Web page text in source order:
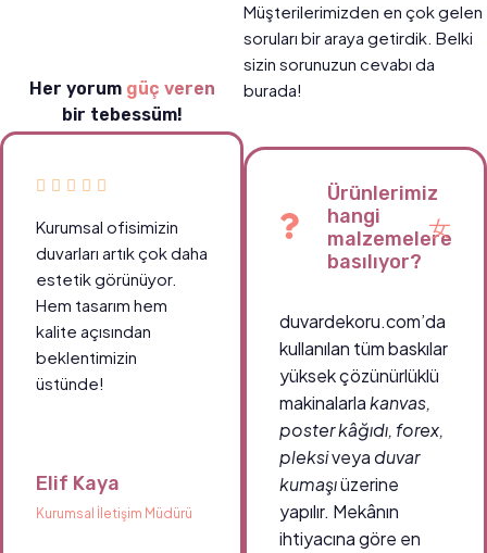
Her yorum güç veren
bir tebessüm!
Kurumsal ofisimizin
duvarları artık çok daha
estetik görünüyor.
Hem tasarım hem
kalite açısından
beklentimizin
üstünde!
Elif Kaya
Kurumsal İletişim Müdürü
Müşterilerimizden en çok gelen
soruları bir araya getirdik. Belki
sizin sorunuzun cevabı da
burada!
Ürünlerimiz
hangi
malzemelere
basılıyor?
duvardekoru.com’da
kullanılan tüm baskılar
yüksek çözünürlüklü
makinalarlakanvas,
poster kâğıdı, forex,
pleksiveya duvar
kumaşıüzerine
yapılır. Mekânın
ihtiyacına göre en